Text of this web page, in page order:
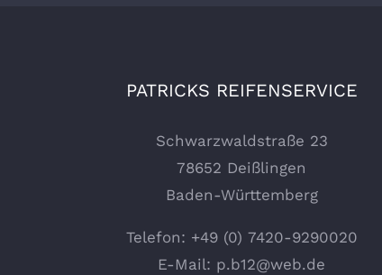
PATRICKS REIFENSERVICE
Schwarzwaldstraße 23
78652 Deißlingen
Baden-Württemberg
Telefon: +49 (0) 7420-9290020
E-Mail: p.b12@web.de